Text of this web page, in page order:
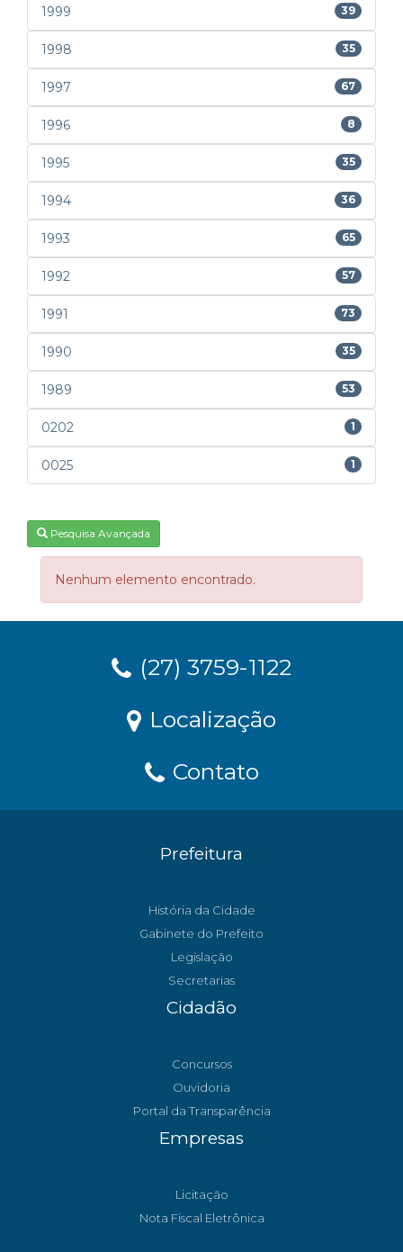
1999 39
1998 35
1997 67
1996 8
1995 35
1994 36
1993 65
1992 57
1991 73
1990 35
1989 53
0202 1
0025 1
Pesquisa Avançada
Nenhum elemento encontrado.
(27) 3759-1122
Localização
Contato
Prefeitura
História da Cidade
Gabinete do Prefeito
Legislação
Secretarias
Cidadão
Concursos
Ouvidoria
Portal da Transparência
Empresas
Licitação
Nota Fiscal Eletrônica